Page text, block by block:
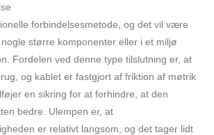
forbindelsesmetode, og det vil være
større komponenter eller i et miljø
Fordelen ved denne type tilslutning er, at
og kablet er fastgjort af friktion af møtrik
en sikring for at forhindre, at den
bedre. Ulempen er, at
er relativt langsom, og det tager lidt